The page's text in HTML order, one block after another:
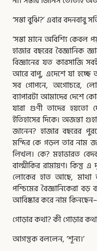
‘সস্তা বুঝি?’ এবার বদনবাবু
‘সস্তা মানে অবিশ্যি কেবল
হাজার বছরের বৈজ্ঞানিক
বিজ্ঞানের যত কারসাজি
আরে বাপু, এদেশে যা হচ্ছে
সব গোপনে, অগোচরে,
ব্যাপারটা আমাদের দেশে
যারা গুণী তাদের হয়তো
ইতিহাসের দিকে। অজন্তা
জানেন? হাজার বছরের
মন্দির কে গড়ল তার নাম
লিখল। কে? মহাভারত
বাল্মীকির রামায়ণ। কিন্তু
লোকের হাত আছে, মাথা
পশ্চিমের বৈজ্ঞানিকেরা
আবিষ্কার করে নাম
গোড়ার কথা? কী গোড়ার
আগন্তুক বললেন, ‘শূন্য।’